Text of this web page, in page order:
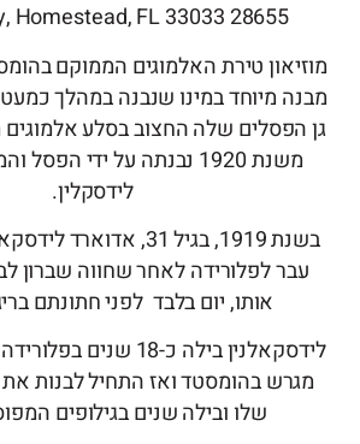
28655 S Dixie Hwy, Homestead, FL 33033
מוזיאון טירת האלמוגים הממוקם
מבנה מיוחד במינו שנבנה במהלך
גן הפסלים שלה החצוב בסלע אלמוגים
משנת 1920 נבנתה על ידי
לידסקלין.
בשנת 1919, בגיל 31,
עבר לפלורידה לאחר שחווה שברון
אותו, יום בלבד לפני חתונתם
לידסקאלנין בילה כ-18
מגרש בהומסטד ואז התחיל לבנות
שלו ובילה שנים בגילופים